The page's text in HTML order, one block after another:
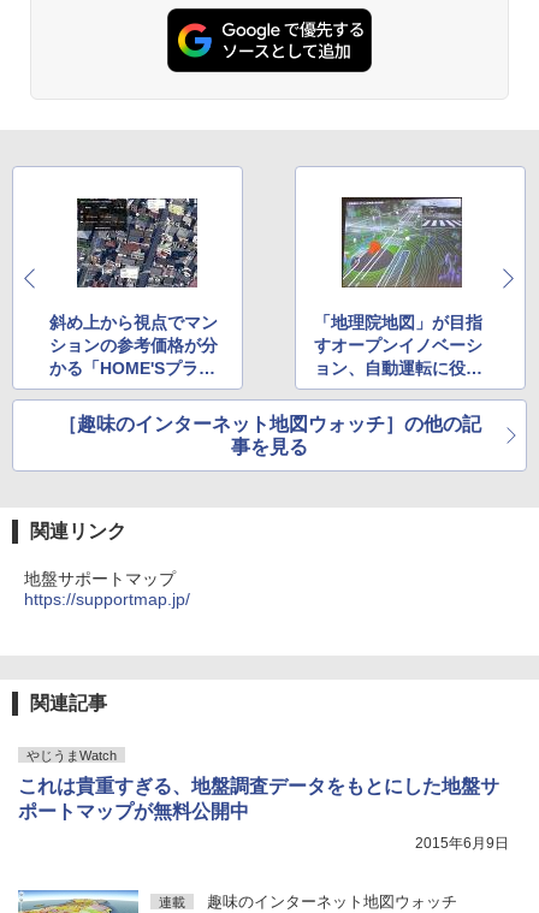
斜め上から視点でマン
ションの参考価格が分
かる「HOME'Sプライ
スマップ」
「地理院地図」が目指
すオープンイノベーシ
ョン、自動運転に役立
つ「ダイナミックマッ
プ」 ほか
［趣味のインターネット地図ウォッチ］の他の記
事を見る
関連リンク
地盤サポートマップ
https://supportmap.jp/
関連記事
やじうまWatch
これは貴重すぎる、地盤調査データをもとにした地盤サ
ポートマップが無料公開中
2015年6月9日
連載 趣味のインターネット地図ウォッチ